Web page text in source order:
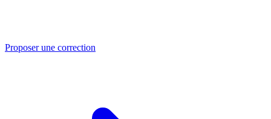
Proposer une correction